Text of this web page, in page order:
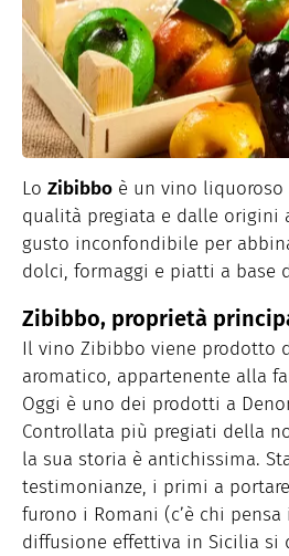
Lo Zibibbo è un vino liquoroso
qualità pregiata e dalle origini
gusto inconfondibile per
dolci, formaggi e piatti a base
Zibibbo, proprietà
Il vino Zibibbo viene prodotto
aromatico, appartenente alla
Oggi è uno dei prodotti a
Controllata più pregiati della
la sua storia è antichissima.
testimonianze, i primi a portare
furono i Romani (c’è chi
diffusione effettiva in Sicilia si